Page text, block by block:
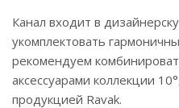
Канал входит в
укомплектовать
рекомендуем
аксессуарами коллекции
продукцией Ravak.